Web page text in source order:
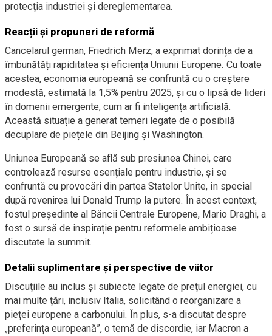
protecția industriei și dereglementarea.
Reacții și propuneri de reformă
Cancelarul german, Friedrich Merz, a exprimat dorința de a
îmbunătăți rapiditatea și eficiența Uniunii Europene. Cu toate
acestea, economia europeană se confruntă cu o creștere
modestă, estimată la 1,5% pentru 2025, și cu o lipsă de lideri
în domenii emergente, cum ar fi inteligența artificială.
Această situație a generat temeri legate de o posibilă
decuplare de piețele din Beijing și Washington.
Uniunea Europeană se află sub presiunea Chinei, care
controlează resurse esențiale pentru industrie, și se
confruntă cu provocări din partea Statelor Unite, în special
după revenirea lui Donald Trump la putere. În acest context,
fostul președinte al Băncii Centrale Europene, Mario Draghi, a
fost o sursă de inspirație pentru reformele ambițioase
discutate la summit.
Detalii suplimentare și perspective de viitor
Discuțiile au inclus și subiecte legate de prețul energiei, cu
mai multe țări, inclusiv Italia, solicitând o reorganizare a
pieței europene a carbonului. În plus, s-a discutat despre
„preferința europeană”, o temă de discordie, iar Macron a